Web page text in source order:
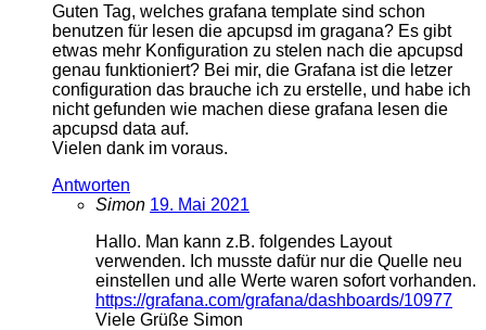
Guten Tag, welches grafana template sind schon
benutzen für lesen die apcupsd im gragana? Es gibt
etwas mehr Konfiguration zu stelen nach die apcupsd
genau funktioniert? Bei mir, die Grafana ist die letzer
configuration das brauche ich zu erstelle, und habe ich
nicht gefunden wie machen diese grafana lesen die
apcupsd data auf.
Vielen dank im voraus.
Antworten
Simon 19. Mai 2021
Hallo. Man kann z.B. folgendes Layout
verwenden. Ich musste dafür nur die Quelle neu
einstellen und alle Werte waren sofort vorhanden.
https://grafana.com/grafana/dashboards/10977
Viele Grüße Simon